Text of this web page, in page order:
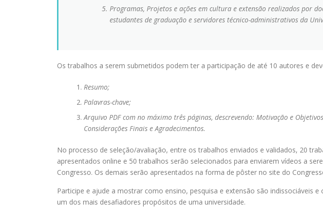
Programas, Projetos e ações em cultura e extensão realizados por
estudantes de graduação e servidores técnico-administrativos da
Os trabalhos a serem submetidos podem ter a participação de até 10 autores e
Resumo;
Palavras-chave;
Arquivo PDF com no máximo três páginas, descrevendo: Motivação e
Considerações Finais e Agradecimentos.
No processo de seleção/avaliação, entre os trabalhos enviados e validados, 20
apresentados online e 50 trabalhos serão selecionados para enviarem vídeos a
Congresso. Os demais serão apresentados na forma de pôster no site do
Participe e ajude a mostrar como ensino, pesquisa e extensão são indissociáveis
um dos mais desafiadores propósitos de uma universidade.